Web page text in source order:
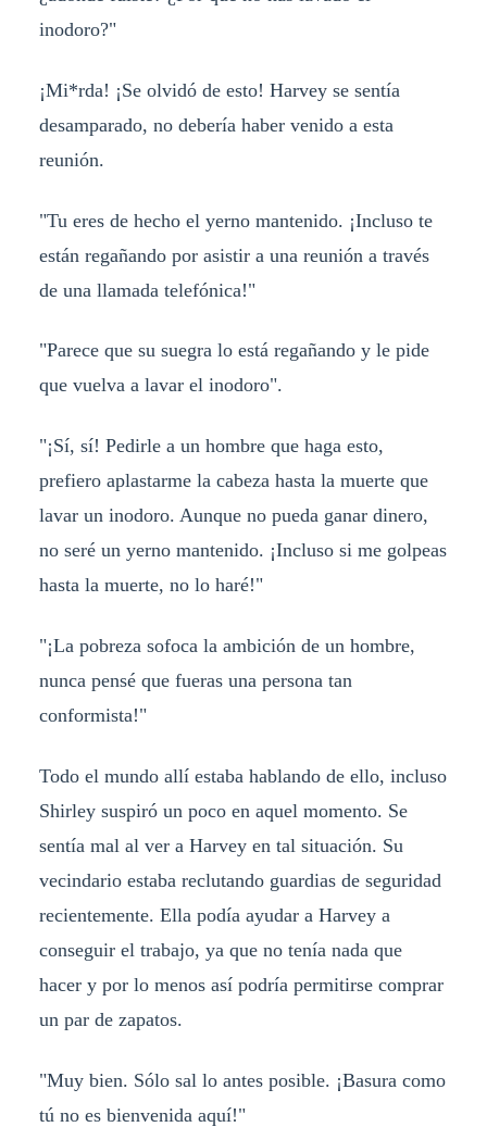
inodoro?"
¡Mi*rda! ¡Se olvidó de esto! Harvey se sentía
desamparado, no debería haber venido a esta
reunión.
"Tu eres de hecho el yerno mantenido. ¡Incluso te
están regañando por asistir a una reunión a través
de una llamada telefónica!"
"Parece que su suegra lo está regañando y le pide
que vuelva a lavar el inodoro".
"¡Sí, sí! Pedirle a un hombre que haga esto,
prefiero aplastarme la cabeza hasta la muerte que
lavar un inodoro. Aunque no pueda ganar dinero,
no seré un yerno mantenido. ¡Incluso si me golpeas
hasta la muerte, no lo haré!"
"¡La pobreza sofoca la ambición de un hombre,
nunca pensé que fueras una persona tan
conformista!"
Todo el mundo allí estaba hablando de ello, incluso
Shirley suspiró un poco en aquel momento. Se
sentía mal al ver a Harvey en tal situación. Su
vecindario estaba reclutando guardias de seguridad
recientemente. Ella podía ayudar a Harvey a
conseguir el trabajo, ya que no tenía nada que
hacer y por lo menos así podría permitirse comprar
un par de zapatos.
"Muy bien. Sólo sal lo antes posible. ¡Basura como
tú no es bienvenida aquí!"